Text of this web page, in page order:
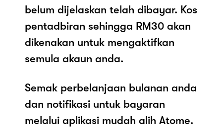
belum dijelaskan telah dibayar. Kos
pentadbiran sehingga RM30 akan
dikenakan untuk mengaktifkan
semula akaun anda.
Semak perbelanjaan bulanan anda
dan notifikasi untuk bayaran
melalui aplikasi mudah alih Atome.